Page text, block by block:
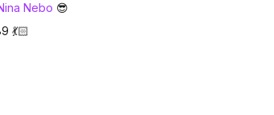
Nebo 😎
💃🏻